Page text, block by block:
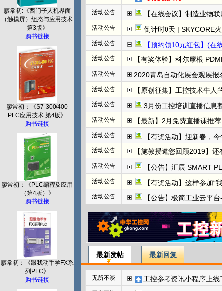
廖常初:《西门子人机界面
（触摸屏）组态与应用技术
第3版》
购书链接
廖常初：《S7-300/400
PLC应用技术 第4版》
购书链接
廖常初：《PLC编程及应用
（第4版）》
购书链接
廖常初：《跟我动手学FX系
列PLC》
购书链接
活动公告 【在线会议】制造业物
活动公告 倒计时0天 | SKYCORE火山湖超级工厂全
活动公告 【预约领10元红包】(在线直播)福
活动公告 【有奖体验】科尔摩根
活动公告 2020青岛自动化展会观展报名
活动公告 【原创征集】工控技术牛
活动公告 3月份工控培训直播信息整
活动公告 【最新】2月免费直播课推
活动公告 【有奖活动】迎新春，
活动公告 【施教授邀您回顾2019】
活动公告 【公告】汇辰 SMART
活动公告 【有奖活动】这样参加“
活动公告 【公告】极简工业云平台-
最新发帖 最新回复
无所不谈 工控参考资讯小程序上线